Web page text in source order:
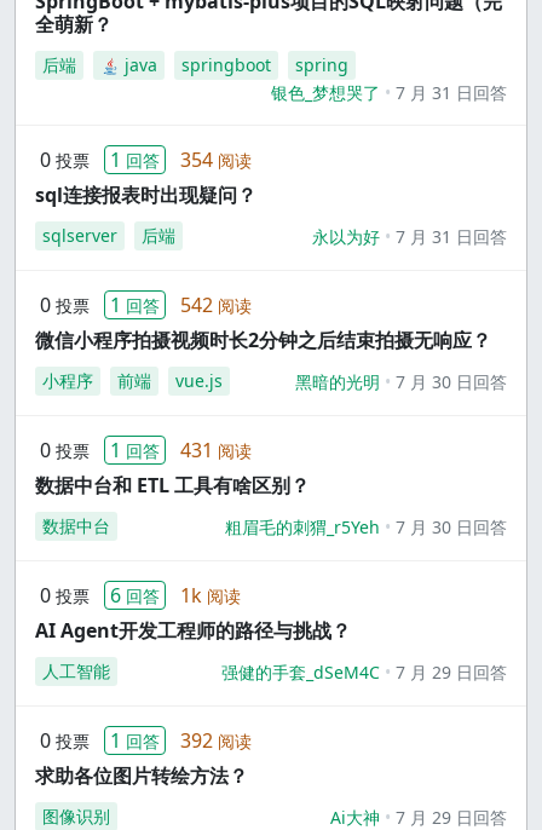
全萌新？
后端 java springboot
spring
银色_梦想哭了
7 月 31 日回答
0 投票 1 回答 354 阅读
sql连接报表时出现疑问？
sqlserver 后端 永以为好 7 月 31 日回答
0 投票 1 回答 542 阅读
微信小程序拍摄视频时长2分钟之后结束拍摄无响应？
小程序 前端 vue.js 黑暗的光明 7 月 30 日回答
0 投票 1 回答 431 阅读
数据中台和 ETL 工具有啥区别？
数据中台 粗眉毛的刺猬_r5Yeh 7 月 30 日回答
0 投票 6 回答 1k 阅读
AI Agent开发工程师的路径与挑战？
人工智能 强健的手套_dSeM4C 7 月 29 日回答
0 投票 1 回答 392 阅读
求助各位图片转绘方法？
图像识别 Ai大神 7 月 29 日回答